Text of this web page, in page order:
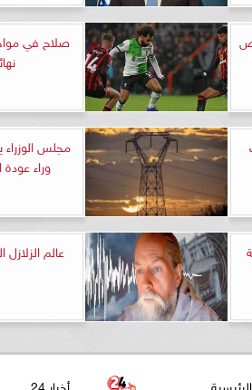
صلاح في
مجلس
وراء عودة
عالم
الرئيسية أخبار 24